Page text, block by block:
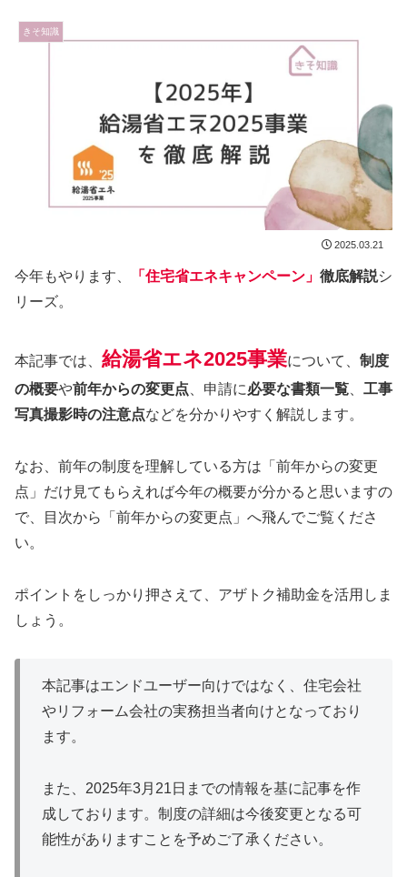
きそ知識
2025.03.21
今年もやります、 「住宅省エネキャンペーン」 徹底解説シ
リーズ。
本記事では、 給湯省エネ2025事業について、 制度
の概要や前年からの変更点 、申請に必要な書類一覧
工事
写真撮影時の注意点などを分かりやすく解説します。
なお、前年の制度を理解している方は「前年からの変更
点」だけ見てもらえれば今年の概要が分かると思いますの
で、目次から「前年からの変更点」へ飛んでご覧くださ
い。
ポイントをしっかり押さえて、アザトク補助金を活用しま
しょう。
本記事はエンドユーザー向けではなく、住宅会社
やリフォーム会社の実務担当者向けとなっており
ます。
また、2025年3月21日までの情報を基に記事を作
成しております。制度の詳細は今後変更となる可
能性がありますことを予めご了承ください。